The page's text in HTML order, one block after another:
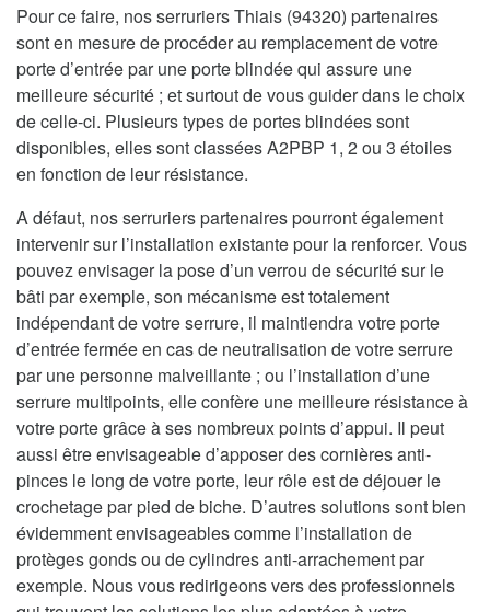
Pour ce faire, nos serruriers Thiais (94320) partenaires
sont en mesure de procéder au remplacement de votre
porte d’entrée par une porte blindée qui assure une
meilleure sécurité ; et surtout de vous guider dans le choix
de celle-ci. Plusieurs types de portes blindées sont
disponibles, elles sont classées A2PBP 1, 2 ou 3 étoiles
en fonction de leur résistance.
A défaut, nos serruriers partenaires pourront également
intervenir sur l’installation existante pour la renforcer. Vous
pouvez envisager la pose d’un verrou de sécurité sur le
bâti par exemple, son mécanisme est totalement
indépendant de votre serrure, il maintiendra votre porte
d’entrée fermée en cas de neutralisation de votre serrure
par une personne malveillante ; ou l’installation d’une
serrure multipoints, elle confère une meilleure résistance à
votre porte grâce à ses nombreux points d’appui. Il peut
aussi être envisageable d’apposer des cornières anti-
pinces le long de votre porte, leur rôle est de déjouer le
crochetage par pied de biche. D’autres solutions sont bien
évidemment envisageables comme l’installation de
protèges gonds ou de cylindres anti-arrachement par
exemple. Nous vous redirigeons vers des professionnels